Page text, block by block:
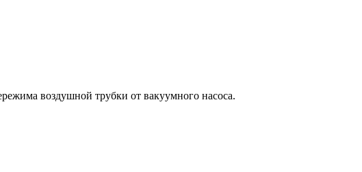
воздушной трубки от вакуумного насоса.